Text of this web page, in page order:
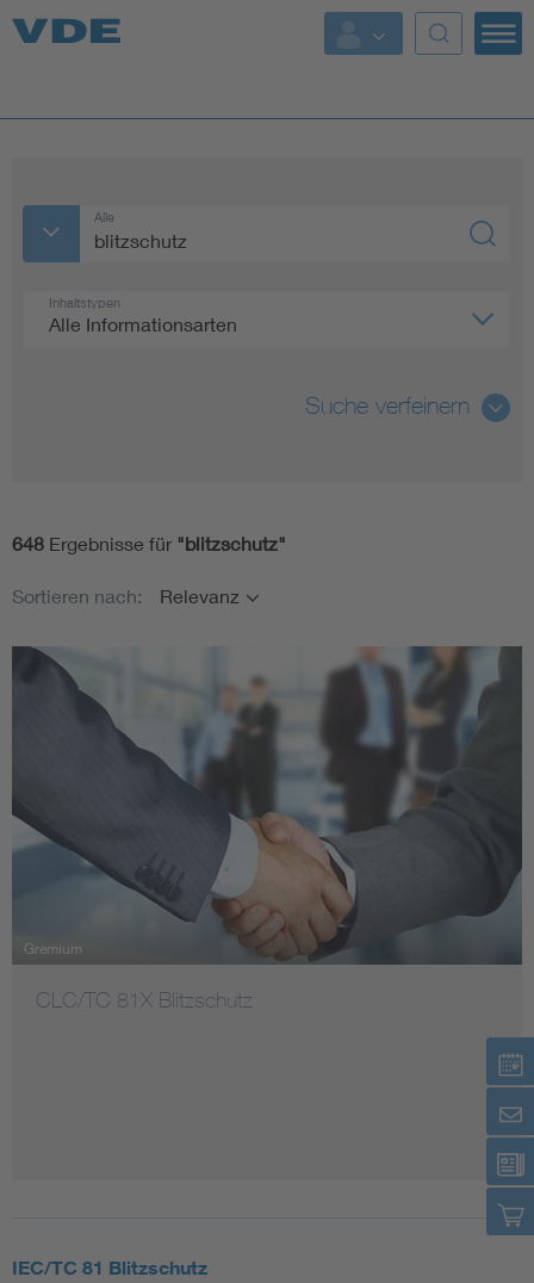
Top Themen
Fokusthemen
AI & Digital Trust
Health
Electromobility
Energy efficiency
Functional safety
Alle
Inhaltstypen
Alle Informationsarten
Suche verfeinern
Datum
Keine Filter ausgewählt
648 Ergebnisse für"blitzschutz"
Sortieren nach: Relevanz
Gremium
CLC/TC 81X Blitzschutz
IEC/TC 81 Blitzschutz